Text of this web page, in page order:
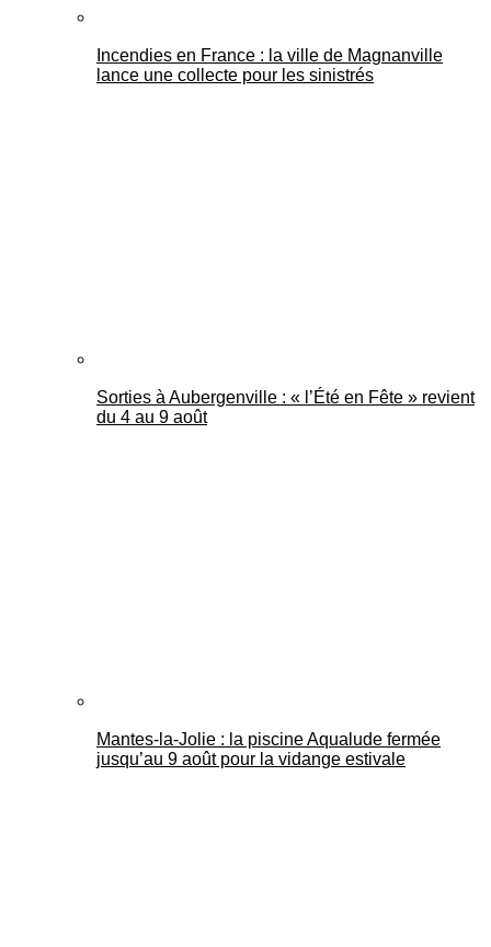
Incendies en France : la ville de Magnanville
lance une collecte pour les sinistrés
Sorties à Aubergenville : « l’Été en Fête » revient
du 4 au 9 août
Mantes-la-Jolie : la piscine Aqualude fermée
jusqu’au 9 août pour la vidange estivale